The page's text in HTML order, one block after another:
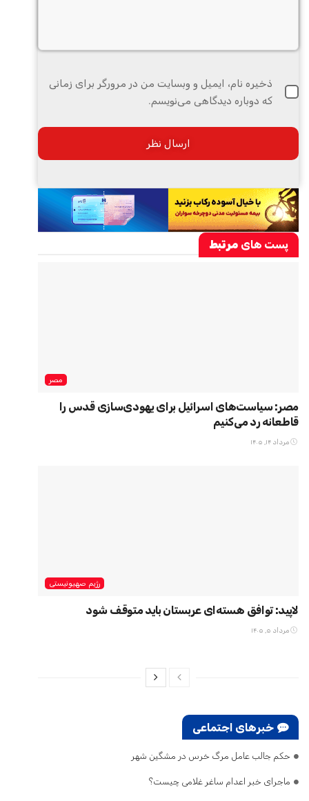
ذخیره نام، ایمیل و وبسایت من در مرورگر برای زمانی
که دوباره دیدگاهی می‌نویسم.
پست های مرتبط
مصر
مصر: سیاست‌های اسرائیل برای یهودی‌سازی قدس را
قاطعانه رد می‌کنیم
مرداد ۱۴, ۱۴۰۵
رژیم صهیونیستی
لاپید: توافق هسته‌ای عربستان باید متوقف شود
مرداد ۵, ۱۴۰۵
خبرهای اجتماعی
حکم جالب عامل مرگ خرس در مشگین‌ شهر
ماجرای خبر اعدام ساغر غلامی چیست؟